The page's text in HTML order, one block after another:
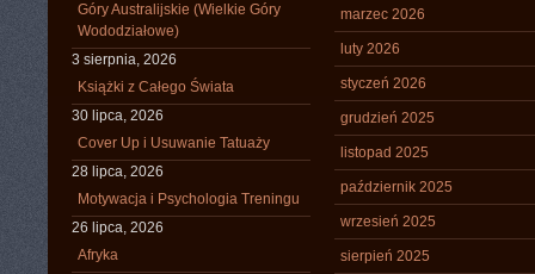
Góry Australijskie (Wielkie Góry
Wododziałowe)
3 sierpnia, 2026
Książki z Całego Świata
30 lipca, 2026
Cover Up i Usuwanie Tatuaży
28 lipca, 2026
Motywacja i Psychologia Treningu
26 lipca, 2026
Afryka
marzec 2026
luty 2026
styczeń 2026
grudzień 2025
listopad 2025
październik 2025
wrzesień 2025
sierpień 2025